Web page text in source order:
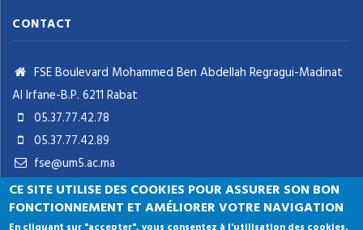
CONTACT
FSE Boulevard Mohammed Ben Abdellah Regragui-Madinat
Al Irfane-B.P. 6211 Rabat
05.37.77.42.78
05.37.77.42.89
fse@um5.ac.ma
CE SITE UTILISE DES COOKIES POUR ASSURER SON BON
FONCTIONNEMENT ET AMÉLIORER VOTRE NAVIGATION